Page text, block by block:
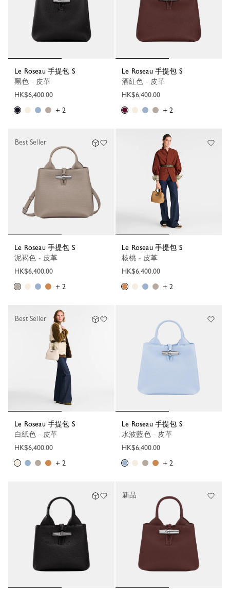
Le Roseau 手提包 S
黑色 - 皮革
HK$6,400.00
+ 2
Le Roseau 手提包 S
酒紅色 - 皮革
HK$6,400.00
+ 2
Le Roseau 手提包 S
泥褐色 - 皮革
HK$6,400.00
+ 2
Best Seller
Le Roseau 手提包 S
核桃 - 皮革
HK$6,400.00
+ 2
Le Roseau 手提包 S
白紙色 - 皮革
HK$6,400.00
+ 2
Best Seller
Le Roseau 手提包 S
水波藍色 - 皮革
HK$6,400.00
+ 2
新品